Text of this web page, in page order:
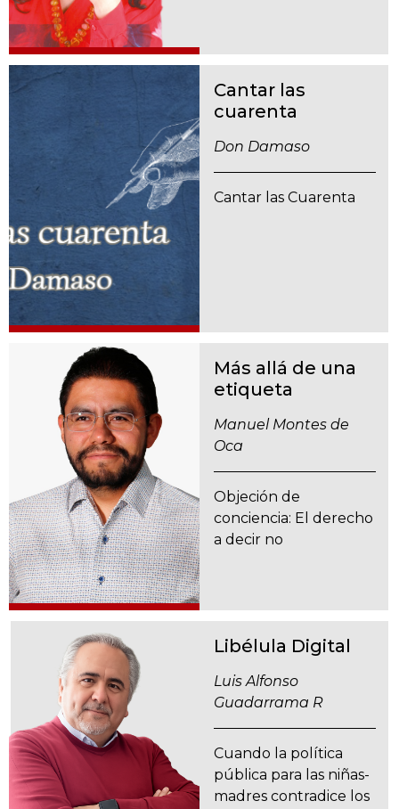
Cantar las
cuarenta
Don Damaso
Cantar las Cuarenta
Más allá de una
etiqueta
Manuel Montes de
Oca
Objeción de
conciencia: El derecho
a decir no
Libélula Digital
Luis Alfonso
Guadarrama R
Cuando la política
pública para las niñas-
madres contradice los